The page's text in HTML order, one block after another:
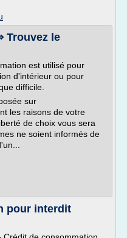
Trouvez le
est utilisé pour
d'intérieur ou pour
difficile.
sur
les raisons de votre
de choix vous sera
ne soient informés de
pour interdit